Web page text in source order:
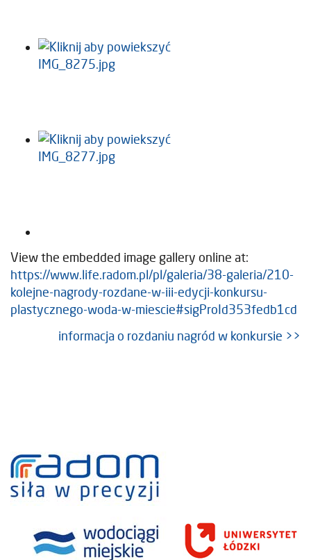
View the embedded image gallery online at:
https://www.life.radom.pl/pl/galeria/38-galeria/210-
kolejne-nagrody-rozdane-w-iii-edycji-konkursu-
plastycznego-woda-w-miescie#sigProId353fedb1cd
informacja o rozdaniu nagród w konkursie >>